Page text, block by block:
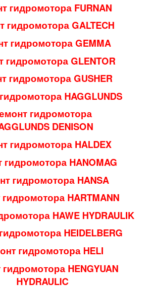
гидромотора FURNAN
гидромотора GALTECH
гидромотора GEMMA
гидромотора GLENTOR
гидромотора GUSHER
HAGGLUNDS
гидромотора
DENISON
гидромотора HALDEX
гидромотора HANOMAG
гидромотора HANSA
HARTMANN
HAWE HYDRAULIK
HEIDELBERG
гидромотора HELI
HENGYUAN
HYDRAULIC